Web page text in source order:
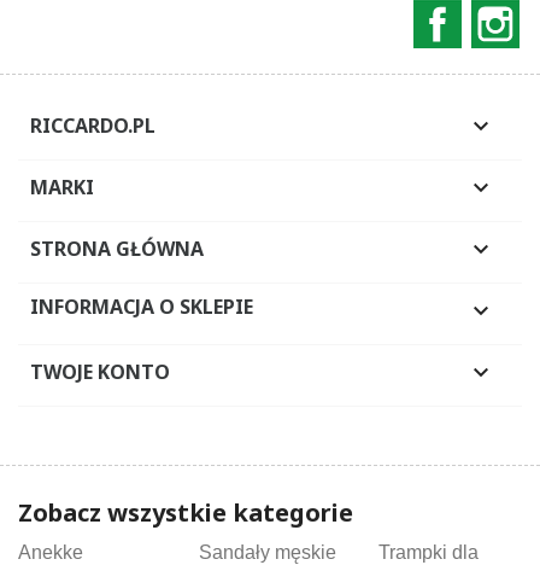
RICCARDO.PL 
MARKI 
STRONA GŁÓWNA 
INFORMACJA O SKLEPIE 
TWOJE KONTO 
Zobacz wszystkie kategorie
Anekke Sandały męskie
Trampki dla